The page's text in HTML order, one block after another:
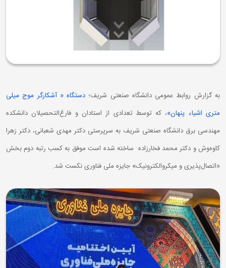
به گزارش روابط عمومی دانشگاه صنعتی شریف؛ دستگاه « آشکارگر موج میلی
متری اشیاء پنهان»، که توسط تعدادی از استادان و فارغ‌التحصیلان دانشکده
مهندسی برق دانشگاه صنعتی شریف به سرپرستی دکتر مهدی شعبانی، دکتر زهرا
کاوه‌وش و دکتر محمد فخارزاده ساخته شده است موفق به کسب رتبه دوم بخش
«اتصال‌پذیری و میکروالکترونیک» جایزه ملی فناوری نکست شد.